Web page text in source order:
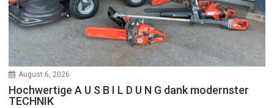
August 6, 2026
Hochwertige A U S B I L D U N G dank modernster
TECHNIK